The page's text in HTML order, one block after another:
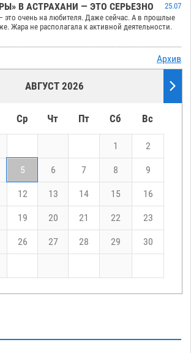
В АСТРАХАНИ — ЭТО СЕРЬЕЗНО
25.07
это очень на любителя. Даже сейчас. А в прошлые
Жара не располагала к активной деятельности.
Архив
АВГУСТ 2026
Ср Чт Пт Сб Вс
1 2
5 6 7 8 9
12 13 14 15 16
19 20 21 22 23
26 27 28 29 30